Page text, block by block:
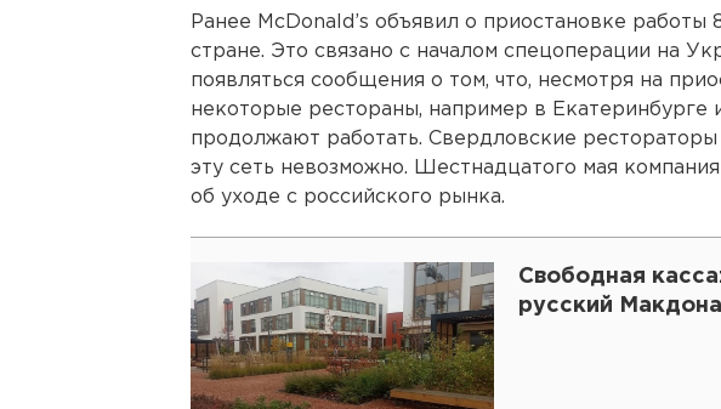
Ранее McDonald’s объявил о приостановке работы
стране. Это связано с началом спецоперации на
появляться сообщения о том, что, несмотря на
некоторые рестораны, например в Екатеринбурге
продолжают работать. Свердловские рестораторы
эту сеть невозможно. Шестнадцатого мая компания
об уходе с российского рынка.
Свободная
русский